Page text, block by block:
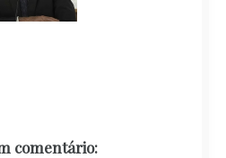
comentário: